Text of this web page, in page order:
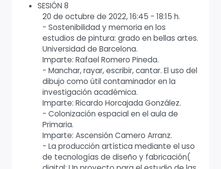
SESIÓN 8
20 de octubre de 2022, 16:45 - 18:15 h.
- Sostenibilidad y memoria en los
estudios de pintura: grado en bellas artes.
Universidad de Barcelona.
Imparte: Rafael Romero Pineda.
- Manchar, rayar, escribir, cantar. El uso del
dibujo como útil contaminador en la
investigación académica.
Imparte: Ricardo Horcajada González.
- Colonización espacial en el aula de
Primaria.
Imparte: Ascensión Camero Arranz.
- La producción artística mediante el uso
de tecnologías de diseño y fabricación(